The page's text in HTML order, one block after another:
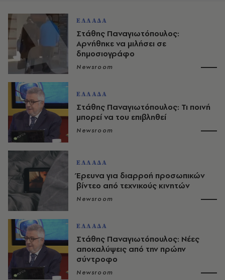
ΕΛΛΑΔΑ
Στάθης Παναγιωτόπουλος:
Αρνήθηκε να μιλήσει σε
δημοσιογράφο
Newsroom
ΕΛΛΑΔΑ
Στάθης Παναγιωτόπουλος: Τι ποινή
μπορεί να του επιβληθεί
Newsroom
ΕΛΛΑΔΑ
Έρευνα για διαρροή προσωπικών
βίντεο από τεχνικούς κινητών
Newsroom
ΕΛΛΑΔΑ
Στάθης Παναγιωτόπουλος: Νέες
αποκαλύψεις από την πρώην
σύντροφο
Newsroom